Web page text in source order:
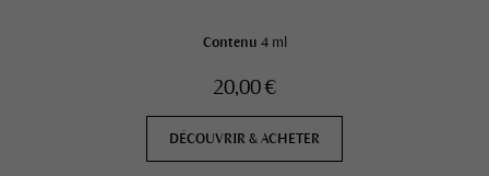
Contenu 4 ml
20,00 €
DÉCOUVRIR & ACHETER